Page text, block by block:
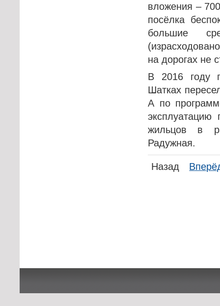
вложения –
посёлка
большие
на дорогах не
В 2016 году
Шатках
А по
жильцов в
Радужная.
Назад